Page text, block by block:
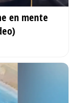
en mente